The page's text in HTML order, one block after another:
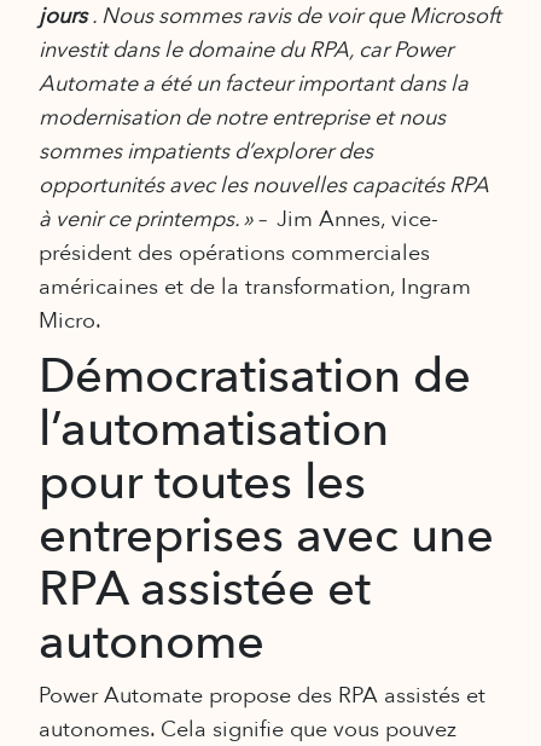
jours. Nous sommes ravis de voir que Microsoft
investit dans le domaine du RPA, car Power
Automate a été un facteur important dans la
modernisation de notre entreprise et nous
sommes impatients d’explorer des
opportunités avec les nouvelles capacités RPA
à venir ce printemps. » – Jim Annes, vice-
président des opérations commerciales
américaines et de la transformation, Ingram
Micro.
Démocratisation de
l’automatisation
pour toutes les
entreprises avec une
RPA assistée et
autonome
Power Automate propose des RPA assistés et
autonomes. Cela signifie que vous pouvez